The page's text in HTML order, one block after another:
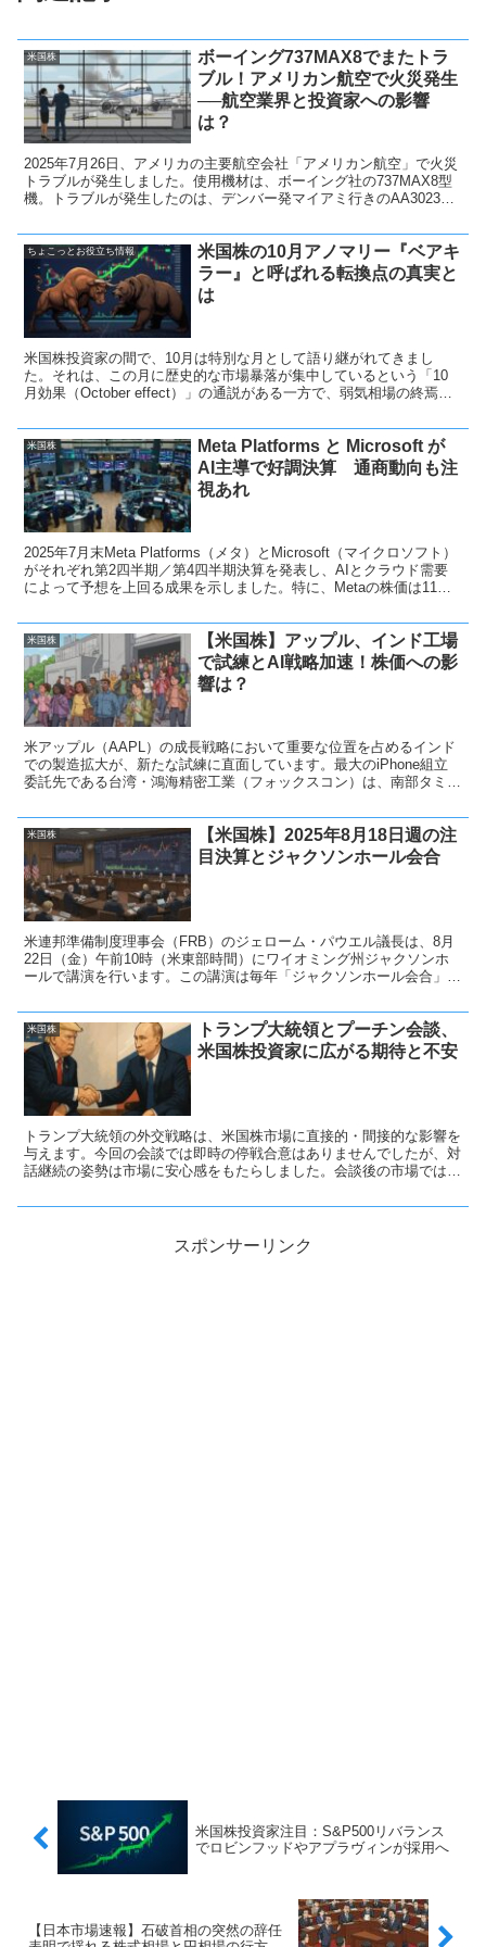
米国株
ボーイング737MAX8でまたトラ
ブル！アメリカン航空で火災発生
──航空業界と投資家への影響
は？
2025年7月26日、アメリカの主要航空会社「アメリカン航空」で火災
トラブルが発生しました。使用機材は、ボーイング社の737MAX8型
機。トラブルが発生したのは、デンバー発マイアミ行きのAA3023便
乗客173名と乗務員6名は全員無事でしたが、脱出時に数名が軽傷を
負ったことも判明しており、米連邦航空局（FAA）はすでに調査に乗
り出しています。
ちょこっとお役立ち情報
米国株の10月アノマリー『ベアキ
ラー』と呼ばれる転換点の真実と
は
米国株投資家の間で、10月は特別な月として語り継がれてきまし
た。それは、この月に歴史的な市場暴落が集中しているという「10
月効果（October effect）」の通説がある一方で、弱気相場の終焉を
ているからです。 10月は、特に月初から7〜8営業日目にかけて下落
する傾向があります 。
米国株
Meta Platforms と Microsoft が
AI主導で好調決算 通商動向も注
視あれ
2025年7月末Meta Platforms（メタ）とMicrosoft（マイクロソフト）
がそれぞれ第2四半期／第4四半期決算を発表し、AIとクラウド需要
によって予想を上回る成果を示しました。特に、Metaの株価は11％
姿勢も明確になり、投資家の期待が高まっています。
米国株
【米国株】アップル、インド工場
で試練とAI戦略加速！株価への影
響は？
米アップル（AAPL）の成長戦略において重要な位置を占めるインド
での製造拡大が、新たな試練に直面しています。最大のiPhone組立
委託先である台湾・鴻海精密工業（フォックスコン）は、南部タミル
ア約300人を帰国させたことが明らかになりました。
米国株
【米国株】2025年8月18日週の注
目決算とジャクソンホール会合
米連邦準備制度理事会（FRB）のジェローム・パウエル議長は、8月
22日（金）午前10時（米東部時間）にワイオミング州ジャクソンホ
ールで講演を行います。この講演は毎年「ジャクソンホール会合」と
イベントとして位置づけられています。市場はすでに9月17日の
FOMCで利下げが行われる可能性を強く織り込みつつありますが、パ
ウエル議長の発言がその期待を裏付けるのか、それとも牽制するのか
が焦点です。昨年のジャクソンホールでは、利下げの可能性に言及し
たことから株式市場が大きく反応しました。今年も同様に「ハト派的
な姿勢」を示すかどうかが注目点です。
米国株
トランプ大統領とプーチン会談、
米国株投資家に広がる期待と不安
トランプ大統領の外交戦略は、米国株市場に直接的・間接的な影響を
与えます。今回の会談では即時の停戦合意はありませんでしたが、対
話継続の姿勢は市場に安心感をもたらしました。会談後の市場では、
の安値水準で推移。エネルギー価格の低迷はインフレ圧力を和らげる
格は史上最高値付近で推移しており、依然として投資家の安全資産需
要が根強いことを示しています。短期的には地政学的リスクと金融政
スポンサーリンク
米国株投資家注目：S&P500リバランス
でロビンフッドやアプラヴィンが採用へ
【日本市場速報】石破首相の突然の辞任